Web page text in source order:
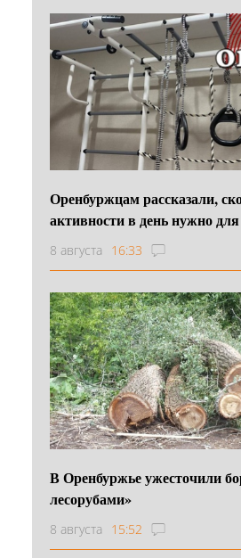
Оренбуржцам рассказали,
активности в день нужно
8 августа 16:33
В Оренбуржье ужесточили
лесорубами»
8 августа 15:52